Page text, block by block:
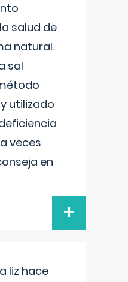
salud de
natural.
sal
utilizado
veces
en
+
liz hace